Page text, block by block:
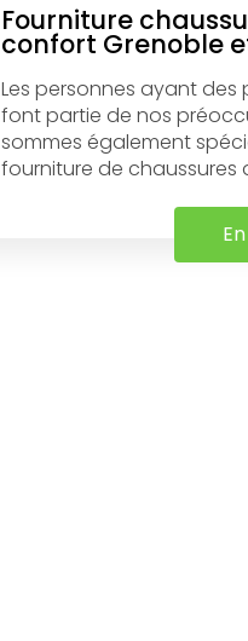
Fourniture
confort Grenoble
Les personnes ayant des
font partie de nos
sommes également
fourniture de chaussures